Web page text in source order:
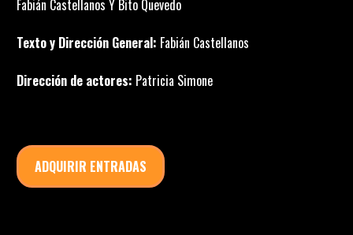
Fabián Castellanos Y Bito Quevedo
Texto y Dirección General: Fabián Castellanos
Dirección de actores: Patricia Simone
ADQUIRIR ENTRADAS